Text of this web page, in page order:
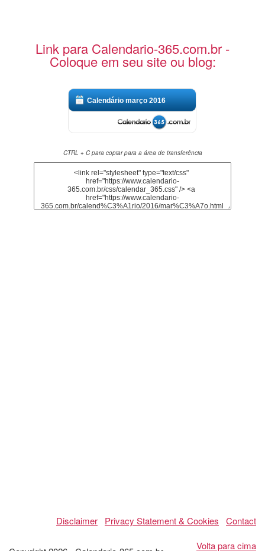
Link para Calendario-365.com.br -
Coloque em seu site ou blog:
Calendário março 2016
CTRL + C para copiar para a área de transferência
Disclaimer Privacy Statement & Cookies
Contact
Volta para cima